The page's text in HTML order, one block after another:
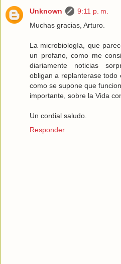
Unknown
9:11 p. m.
Muchas gracias, Arturo.
La microbiología, que
un profano, como me
diariamente noticias
obligan a replanterase todo
como se supone que
importante, sobre la Vida
Un cordial saludo.
Responder